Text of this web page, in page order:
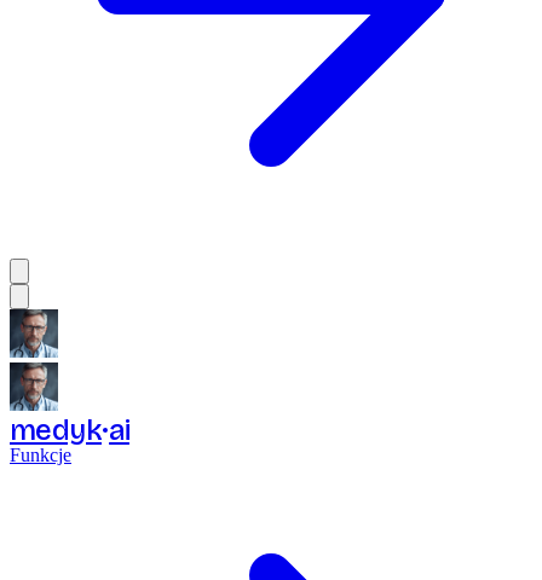
medyk ai
Funkcje